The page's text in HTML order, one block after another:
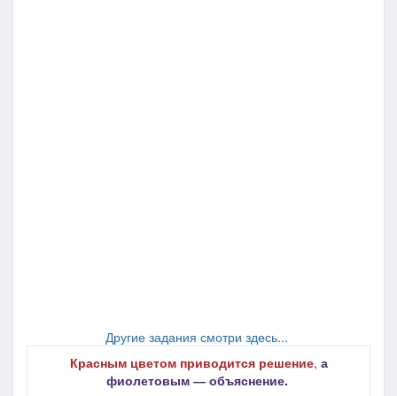
Другие задания смотри здесь...
Красным цветом приводится решение, а
фиолетовым ― объяснение.